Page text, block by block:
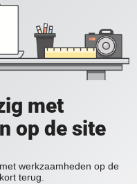
met
op de site
werkzaamheden op de
terug.